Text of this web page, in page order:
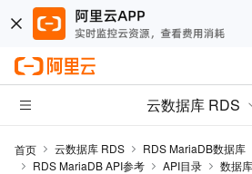
云数据库 RDS
首页 云数据库 RDS RDS MariaDB数据库
RDS MariaDB API参考
API目录
数据库